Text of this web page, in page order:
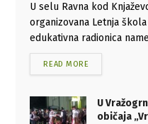
U selu Ravna kod
organizovana Letnja
edukativna radionica
READ MORE
U
običaja